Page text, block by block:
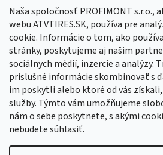
Naša spoločnosť PROFIMONT s.r.o.,
webu ATVTIRES.SK, používa pre
cookie. Informácie o tom, ako
stránky, poskytujeme aj našim
sociálnych médií, inzercie a analýzy.
príslušné informácie skombinovať s
im poskytli alebo ktoré od vás
služby. Týmto vám umožňujeme
nám o sebe poskytnete, s akými
nebudete súhlasiť.
Vložením e-mailu súhlasíte s
údajov
PRIHLÁSIŤ SA